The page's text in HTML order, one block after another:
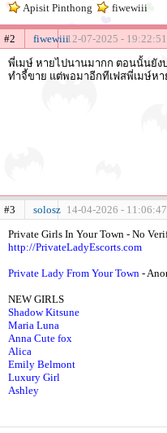
Apisit Pinthong
fiwewiii
#2 fiwewiii12-07-2025 - 19:22:51
พี่เมษ์ หายไปนานมากก ตอนนั้นยัง
ทำจี้ขาย แต่พอมาอีกทีเฟสพี่เมษ์ห
#3 solosz 14-04-2026 - 11:06:47
Private Girls In Your Town - No
http://PrivateLadyEscorts.com
Private Lady From Your Town -
NEW GIRLS
Shadow Kitsune
Maria Luna
Anna Cute fox
Alica
Emily Belmont
Luxury Girl
Ashley